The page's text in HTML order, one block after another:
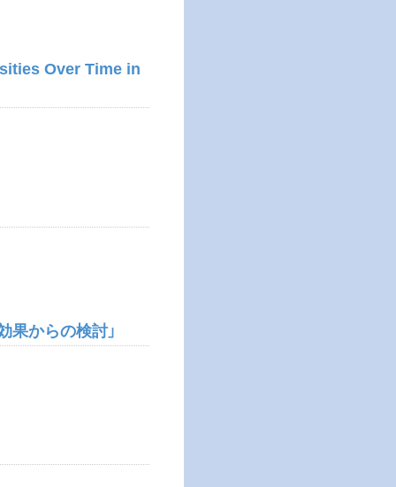
Over Time in
からの検討」